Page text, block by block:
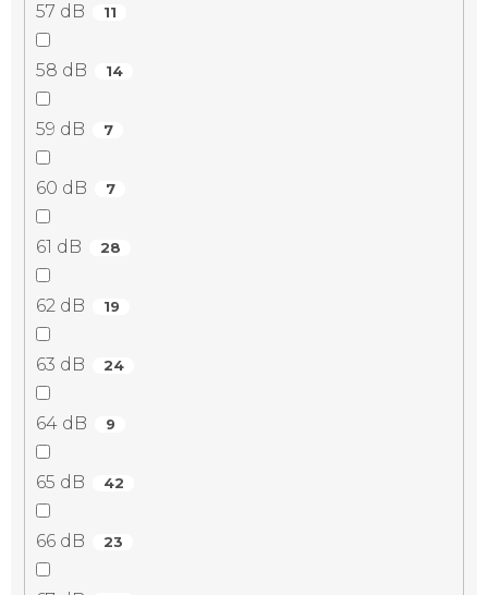
57 dB 11
58 dB 14
59 dB 7
60 dB 7
61 dB 28
62 dB 19
63 dB 24
64 dB 9
65 dB 42
66 dB 23